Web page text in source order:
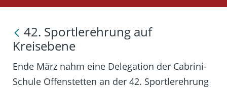
42. Sportlerehrung auf
Kreisebene
Ende März nahm eine Delegation der Cabrini-
Schule Offenstetten an der 42. Sportlerehrung